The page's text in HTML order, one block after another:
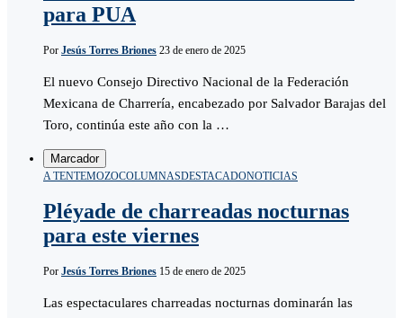
para PUA
Por Jesús Torres Briones 23 de enero de 2025
El nuevo Consejo Directivo Nacional de la Federación
Mexicana de Charrería, encabezado por Salvador Barajas del
Toro, continúa este año con la …
Marcador
A TENTEMOZOCOLUMNASDESTACADONOTICIAS
Pléyade de charreadas nocturnas
para este viernes
Por Jesús Torres Briones 15 de enero de 2025
Las espectaculares charreadas nocturnas dominarán las